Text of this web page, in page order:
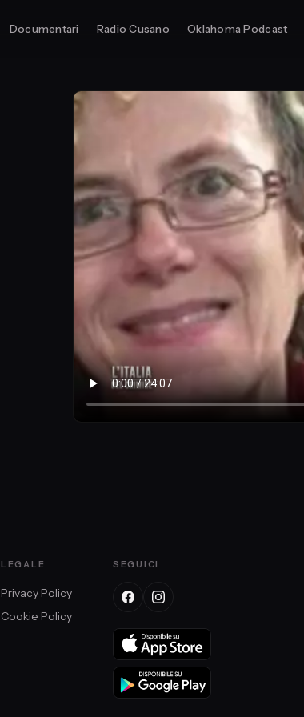
Documentari Radio Cusano Oklahoma Podcast
LEGALE
Privacy Policy
Cookie Policy
SEGUICI